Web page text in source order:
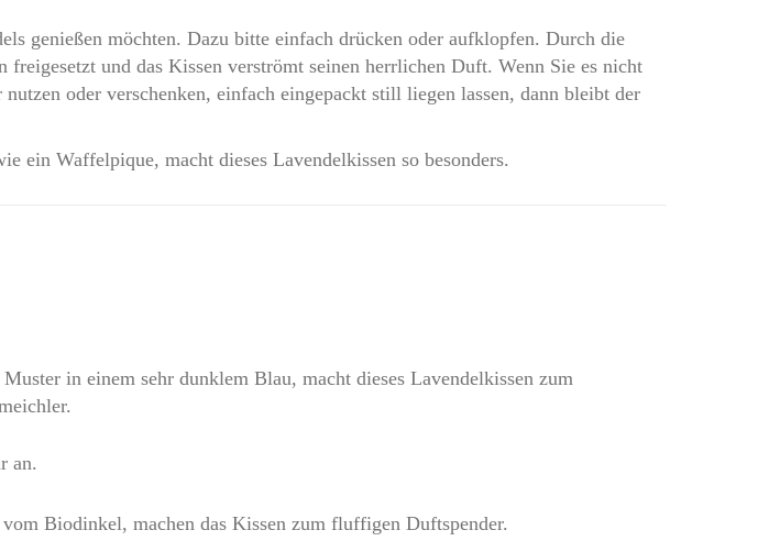
genießen möchten. Dazu bitte einfach drücken oder aufklopfen. Durch die
und das Kissen verströmt seinen herrlichen Duft. Wenn Sie es nicht
oder verschenken, einfach eingepackt still liegen lassen, dann bleibt der
ein Waffelpique, macht dieses Lavendelkissen so besonders.
in einem sehr dunklem Blau, macht dieses Lavendelkissen zum
an.
Biodinkel, machen das Kissen zum fluffigen Duftspender.